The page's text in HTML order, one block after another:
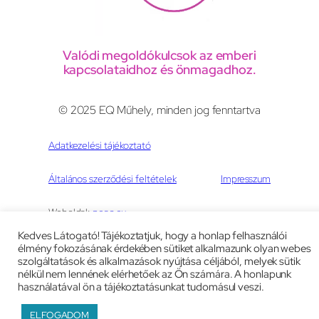
Valódi megoldókulcsok az emberi
kapcsolataidhoz és önmagadhoz.
© 2025 EQ Műhely, minden jog fenntartva
Adatkezelési tájékoztató
Általános szerződési feltételek Impresszum
Weboldal: peac.eu
Kedves Látogató! Tájékoztatjuk, hogy a honlap felhasználói
élmény fokozásának érdekében sütiket alkalmazunk olyan webes
szolgáltatások és alkalmazások nyújtása céljából, melyek sütik
nélkül nem lennének elérhetőek az Ön számára. A honlapunk
használatával ön a tájékoztatásunkat tudomásul veszi.
ELFOGADOM